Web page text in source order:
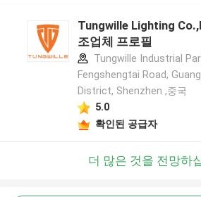
Tungwille Lighting
조업체 프로필
Tungwille Industrial
Fengshengtai Road,
District, Shenzhen ,중국
5.0
확인된 공급자
더 많은 것을 전망하